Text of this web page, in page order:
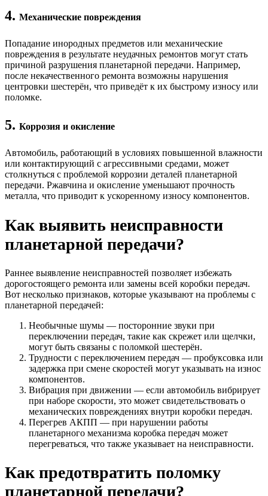
4. Механические повреждения
Попадание инородных предметов или механические
повреждения в результате неудачных ремонтов могут стать
причиной разрушения планетарной передачи. Например,
после некачественного ремонта возможны нарушения
центровки шестерён, что приведёт к их быстрому износу или
поломке.
5. Коррозия и окисление
Автомобиль, работающий в условиях повышенной влажности
или контактирующий с агрессивными средами, может
столкнуться с проблемой коррозии деталей планетарной
передачи. Ржавчина и окисление уменьшают прочность
металла, что приводит к ускоренному износу компонентов.
Как выявить неисправности
планетарной передачи?
Раннее выявление неисправностей позволяет избежать
дорогостоящего ремонта или замены всей коробки передач.
Вот несколько признаков, которые указывают на проблемы с
планетарной передачей:
Необычные шумы — посторонние звуки при
переключении передач, такие как скрежет или щелчки,
могут быть связаны с поломкой шестерён.
Трудности с переключением передач — пробуксовка или
задержка при смене скоростей могут указывать на износ
компонентов.
Вибрация при движении — если автомобиль вибрирует
при наборе скорости, это может свидетельствовать о
механических повреждениях внутри коробки передач.
Перегрев АКПП — при нарушении работы
планетарного механизма коробка передач может
перегреваться, что также указывает на неисправности.
Как предотвратить поломку
планетарной передачи?